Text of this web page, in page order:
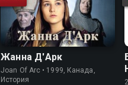
Жанна Д'Арк
Joan Of Arc • 1999, Канада,
История